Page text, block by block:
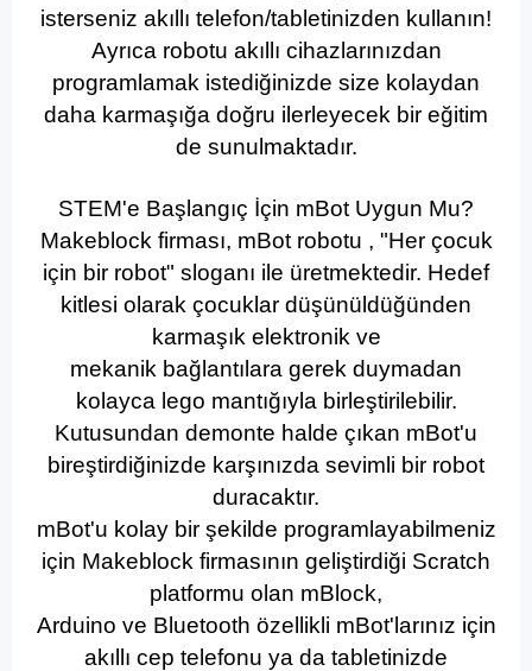
isterseniz akıllı telefon/tabletinizden kullanın!
Ayrıca robotu akıllı cihazlarınızdan
programlamak istediğinizde size kolaydan
daha karmaşığa doğru ilerleyecek bir eğitim
de sunulmaktadır.
STEM'e Başlangıç İçin mBot Uygun Mu?
Makeblock firması, mBot robotu , "Her çocuk
için bir robot" sloganı ile üretmektedir. Hedef
kitlesi olarak çocuklar düşünüldüğünden
karmaşık elektronik ve
mekanik bağlantılara gerek duymadan
kolayca lego mantığıyla birleştirilebilir.
Kutusundan demonte halde çıkan mBot'u
bireştirdiğinizde karşınızda sevimli bir robot
duracaktır.
mBot'u kolay bir şekilde programlayabilmeniz
için Makeblock firmasının geliştirdiği Scratch
platformu olan mBlock,
Arduino ve Bluetooth özellikli mBot'larınız için
akıllı cep telefonu ya da tabletinizde